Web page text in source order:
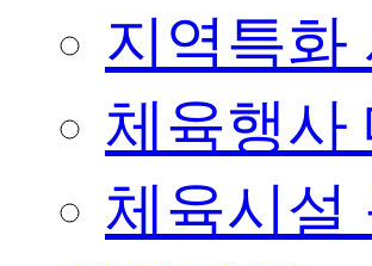
지역특화
체육행사
체육시설